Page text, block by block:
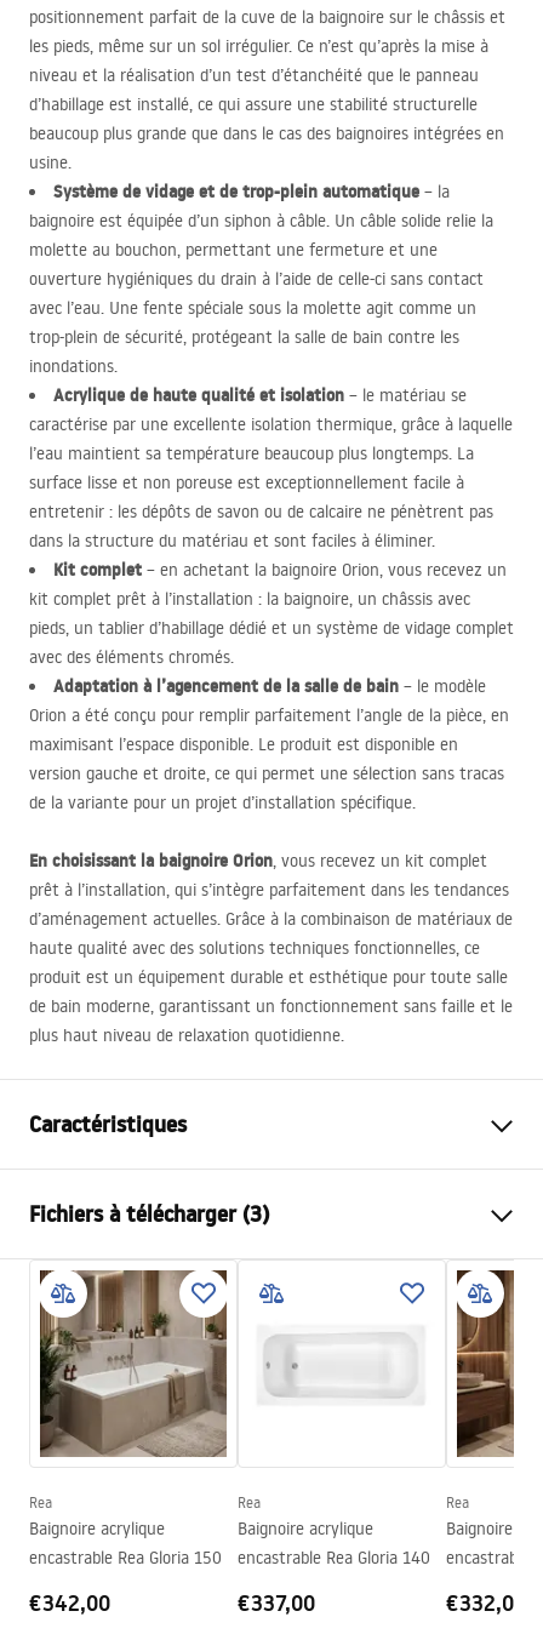
positionnement parfait de la cuve de la baignoire sur le châssis et
les pieds, même sur un sol irrégulier. Ce n’est qu’après la mise à
niveau et la réalisation d’un test d’étanchéité que le panneau
d’habillage est installé, ce qui assure une stabilité structurelle
beaucoup plus grande que dans le cas des baignoires intégrées en
usine.
Système de vidage et de trop-plein automatique – la
baignoire est équipée d’un siphon à câble. Un câble solide relie la
molette au bouchon, permettant une fermeture et une
ouverture hygiéniques du drain à l’aide de celle-ci sans contact
avec l’eau. Une fente spéciale sous la molette agit comme un
trop-plein de sécurité, protégeant la salle de bain contre les
inondations.
Acrylique de haute qualité et isolation – le matériau se
caractérise par une excellente isolation thermique, grâce à laquelle
l’eau maintient sa température beaucoup plus longtemps. La
surface lisse et non poreuse est exceptionnellement facile à
entretenir : les dépôts de savon ou de calcaire ne pénètrent pas
dans la structure du matériau et sont faciles à éliminer.
Kit complet – en achetant la baignoire Orion, vous recevez un
kit complet prêt à l’installation : la baignoire, un châssis avec
pieds, un tablier d’habillage dédié et un système de vidage complet
avec des éléments chromés.
Adaptation à l’agencement de la salle de bain – le modèle
Orion a été conçu pour remplir parfaitement l’angle de la pièce, en
maximisant l’espace disponible. Le produit est disponible en
version gauche et droite, ce qui permet une sélection sans tracas
de la variante pour un projet d’installation spécifique.
En choisissant la baignoire Orion, vous recevez un kit complet
prêt à l’installation, qui s’intègre parfaitement dans les tendances
d’aménagement actuelles. Grâce à la combinaison de matériaux de
haute qualité avec des solutions techniques fonctionnelles, ce
produit est un équipement durable et esthétique pour toute salle
de bain moderne, garantissant un fonctionnement sans faille et le
plus haut niveau de relaxation quotidienne.
Caractéristiques
Couleur
Matériel
Acrylique
Longueur
1495
Largeur
750 mm
Hauteur
Côté d'installation
Bonde et siphon inclus
Garantie
Fichiers à télécharger (3)
Informations de sécurité
WARUNKI_BEZPIECZENSTWA_WANNY.pdf
Conditions de garantie
Warranty_Terms_and_Conditions_Bathtubs.pdf
Instructions de montage
Orion_160_170.pdf
Rea
Baignoire acrylique
encastrable Rea Gloria 150
€342,00
Rea
Baignoire acrylique
encastrable Rea Gloria 140
€337,00
Rea
Baignoire
encastrable
€332,00